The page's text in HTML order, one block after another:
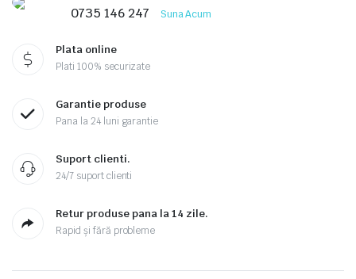
0735 146 247 Suna Acum
Plata online
Plati 100% securizate
Garantie produse
Pana la 24 luni garantie
Suport clienti.
24/7 suport clienti
Retur produse pana la 14 zile.
Rapid și fără probleme